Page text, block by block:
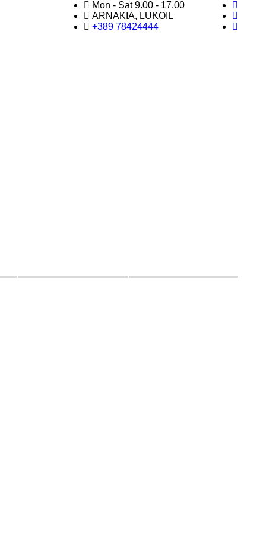
Mon - Sat 9.00 - 17.00
ARNAKIA, LUKOIL
+389 78424444